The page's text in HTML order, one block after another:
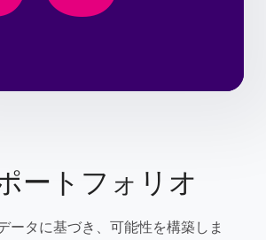
ートフォリオ
ータに基づき、可能性を構築しま